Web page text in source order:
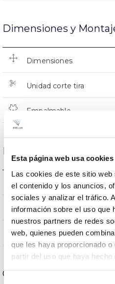
Esta página web usa cookies
Las cookies de este sitio
el contenido y los anuncios,
sociales y analizar el tráfico.
información sobre el uso que
nuestros partners de redes
web, quienes pueden
que les haya proporcionado
partir del uso que haya
Dimensiones y
Dimensiones
Unidad corte tira
Empalmable
Datos ópticos
Temperatura de color
CRI Índice de repr.
Ángulo de apertura
Carcasa y Acabado